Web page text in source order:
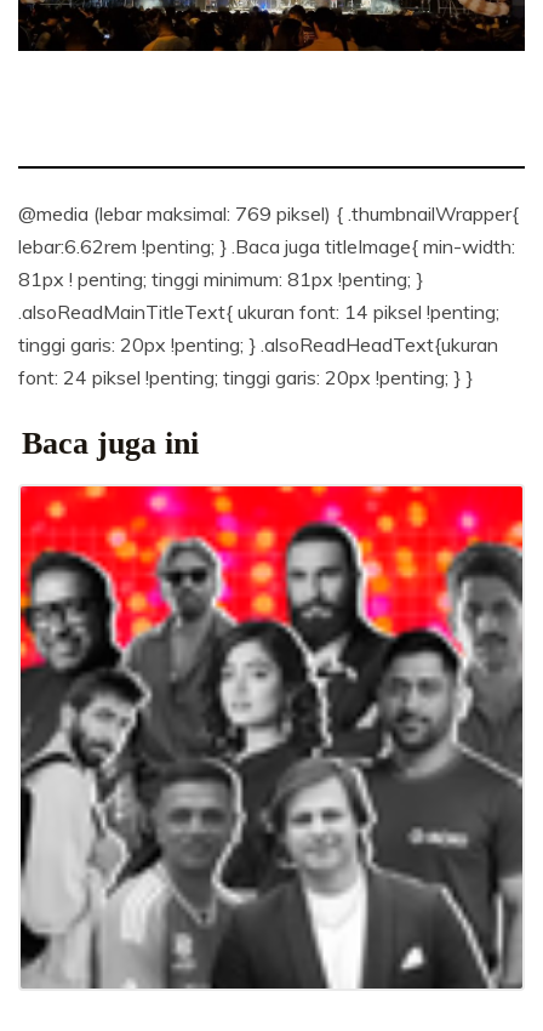
@media (lebar maksimal: 769 piksel) { .thumbnailWrapper{
lebar:6.62rem !penting; } .Baca juga titleImage{ min-width:
81px ! penting; tinggi minimum: 81px !penting; }
.alsoReadMainTitleText{ ukuran font: 14 piksel !penting;
tinggi garis: 20px !penting; } .alsoReadHeadText{ukuran
font: 24 piksel !penting; tinggi garis: 20px !penting; } }
Baca juga ini